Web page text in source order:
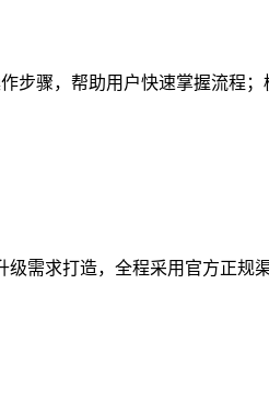
步骤，帮助用户快速掌握流程
级需求打造，全程采用官方正规